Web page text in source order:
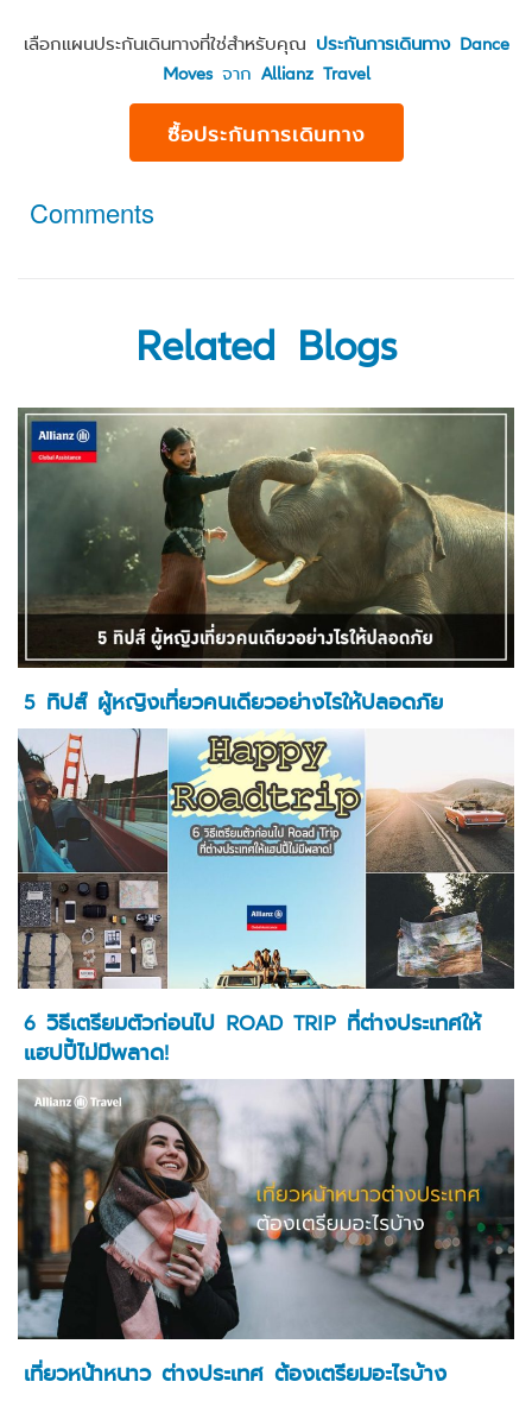
เลือกแผนประกันเดินทางที่ใช่สำหรับคุณ ประกันการเดินทาง Dance
Movesจาก Allianz Travel
ซื้อประกันการเดินทาง
Comments
Related Blogs
5 ทิปส์ ผู้หญิงเที่ยวคนเดียวอย่างไรให้ปลอดภัย
6 วิธีเตรียมตัวก่อนไป ROAD TRIP ที่ต่างประเทศให้
แฮปปี้ไม่มีพลาด!
เที่ยวหน้าหนาว ต่างประเทศ ต้องเตรียมอะไรบ้าง